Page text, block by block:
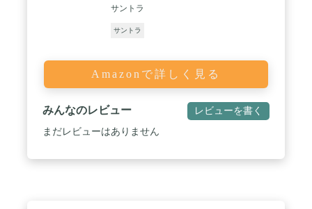
サントラ
サントラ
Amazonで詳しく見る
みんなのレビュー レビューを書く
まだレビューはありません